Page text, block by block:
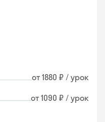
от 1880 ₽ / урок
от 1090 ₽ / урок